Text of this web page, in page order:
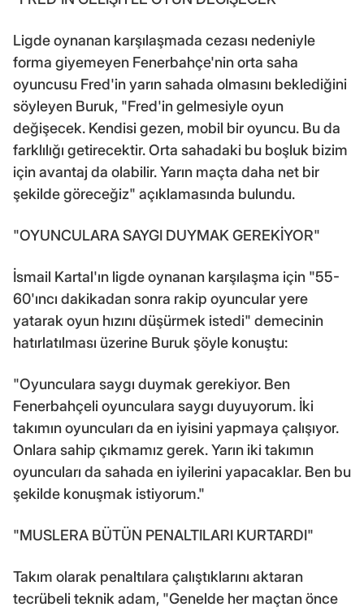
Ligde oynanan karşılaşmada cezası nedeniyle
forma giyemeyen Fenerbahçe'nin orta saha
oyuncusu Fred'in yarın sahada olmasını beklediğini
söyleyen Buruk, "Fred'in gelmesiyle oyun
değişecek. Kendisi gezen, mobil bir oyuncu. Bu da
farklılığı getirecektir. Orta sahadaki bu boşluk bizim
için avantaj da olabilir. Yarın maçta daha net bir
şekilde göreceğiz" açıklamasında bulundu.
"OYUNCULARA SAYGI DUYMAK GEREKİYOR"
İsmail Kartal'ın ligde oynanan karşılaşma için "55-
60'ıncı dakikadan sonra rakip oyuncular yere
yatarak oyun hızını düşürmek istedi" demecinin
hatırlatılması üzerine Buruk şöyle konuştu:
"Oyunculara saygı duymak gerekiyor. Ben
Fenerbahçeli oyunculara saygı duyuyorum. İki
takımın oyuncuları da en iyisini yapmaya çalışıyor.
Onlara sahip çıkmamız gerek. Yarın iki takımın
oyuncuları da sahada en iyilerini yapacaklar. Ben bu
şekilde konuşmak istiyorum."
"MUSLERA BÜTÜN PENALTILARI KURTARDI"
Takım olarak penaltılara çalıştıklarını aktaran
tecrübeli teknik adam, "Genelde her maçtan önce